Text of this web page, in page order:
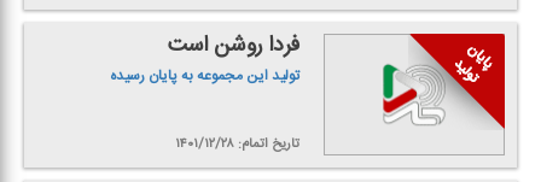
فردا روشن است
تولید این مجموعه به پایان رسیده
تاریخ اتمام: ۱۴۰۱/۱۲/۲۸